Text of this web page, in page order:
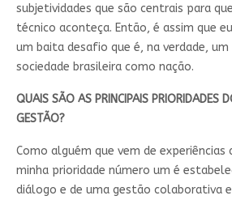
subjetividades que são centrais para
técnico aconteça. Então, é assim que
um baita desafio que é, na verdade,
sociedade brasileira como nação.
QUAIS SÃO AS PRINCIPAIS PRIORIDADES
GESTÃO?
Como alguém que vem de
minha prioridade número um é
diálogo e de uma gestão colaborativa